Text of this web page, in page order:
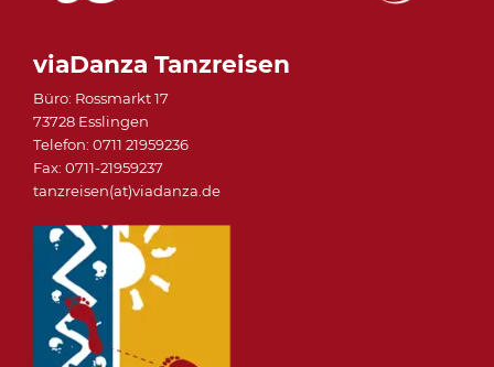
viaDanza Tanzreisen
Büro: Rossmarkt 17
73728 Esslingen
Telefon: 0711 21959236
Fax: 0711-21959237
tanzreisen(at)viadanza.de